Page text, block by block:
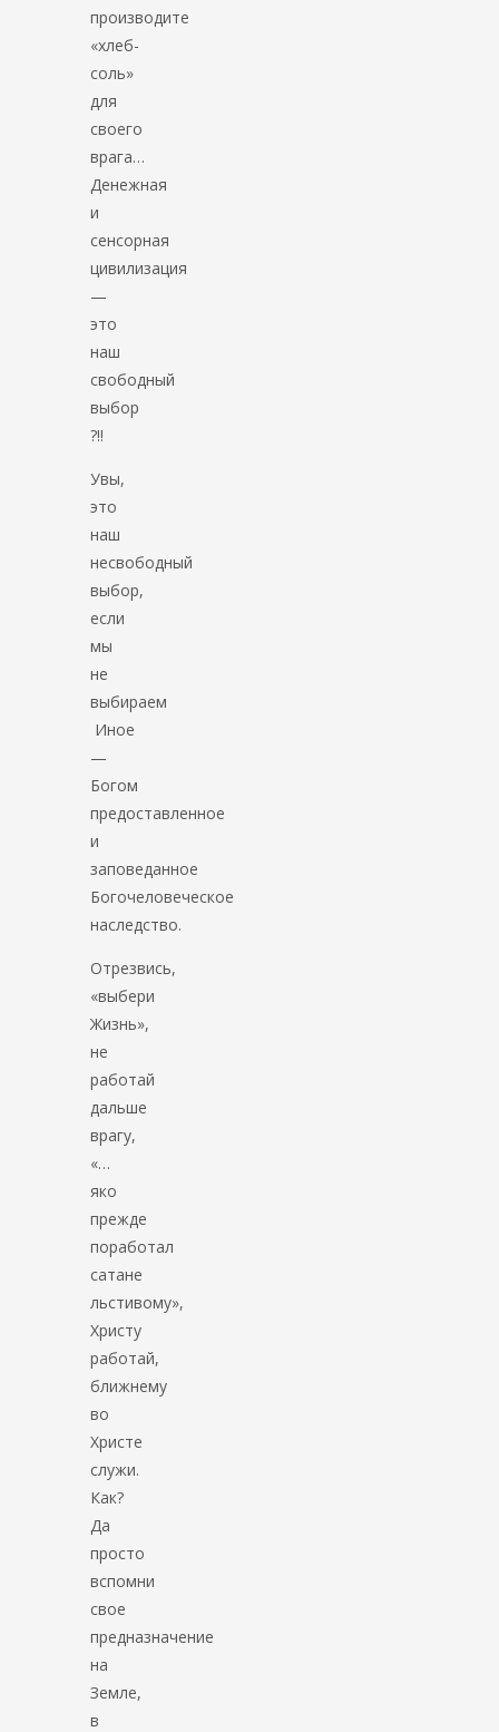
производите
«хлеб-
соль»
для
своего
врага…
Денежная
и
сенсорная
цивилизация
—
это
наш
свободный
выбор
?!!
Увы,
это
наш
несвободный
выбор,
если
мы
не
выбираем
Иное
—
Богом
предоставленное
и
заповеданное
Богочеловеческое
наследство.
Отрезвись,
«выбери
Жизнь»,
не
работай
дальше
врагу,
«…
яко
прежде
поработал
сатане
льстивому»,
Христу
работай,
ближнему
во
Христе
служи.
Как?
Да
просто
вспомни
свое
предназначение
на
Земле,
в